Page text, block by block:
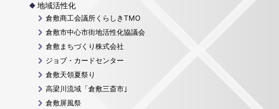
地域活性化
倉敷商工会議所くらしきTMO
倉敷市中心市街地活性化協議会
倉敷まちづくり株式会社
ジョブ・カードセンター
倉敷天領夏祭り
高梁川流域「倉敷三斎市｣
倉敷屏風祭